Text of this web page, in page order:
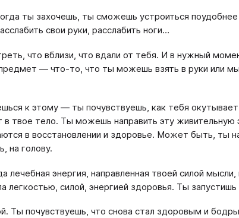
ты захочешь, ты сможешь устроиться
свои руки, расслабить ноги…
что вблизи, что вдали от тебя. И в нужный
— что-то, что ты можешь взять в руки или
к этому — ты почувствуешь, как тебя
в твое тело. Ты можешь направить эту живительную
в восстановлении и здоровье. Может быть, ты
на голову.
лечебная энергия, направленная твоей силой
легкостью, силой, энергией здоровья. Ты
Ты почувствуешь, что снова стал здоровым и